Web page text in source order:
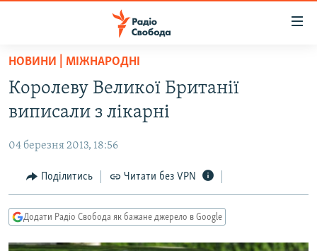
Перейти
основного
матеріалу
до
навігації
Перейти
до
ВСЕ ЗА ДОБУ
ПОЛІТИКА
ЕКОНОМІКА
КУЛЬТУРА
ВІЙНА
РОСІЙСЬКА «ФІЛЬТРАЦІЯ»
КРИМ.РЕАЛІЇ
НОВИНИ | МІЖНАРОДНІ
Королеву Великої Британії
виписали з лікарні
04 березня 2013, 18:56
Поділитись Читати без VPN
Додати Радіо Свобода як бажане джерело в Google